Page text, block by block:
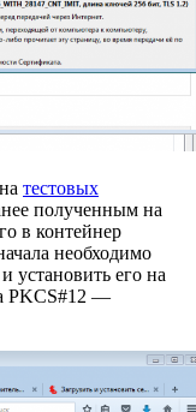
тестовых
полученным на
в контейнер
необходимо
и установить его на
PKCS#12 —